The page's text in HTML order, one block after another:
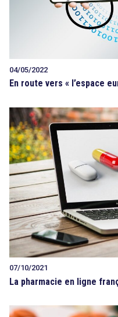
04/05/2022
En route vers « l’espace
07/10/2021
La pharmacie en ligne